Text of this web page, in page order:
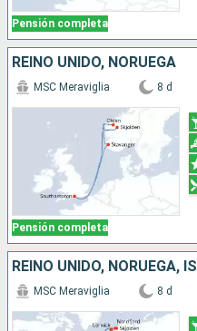
Pensión completa
REINO UNIDO, NORUEGA
Pensión completa
MSC Meraviglia 8 d
MSC Meraviglia 8 d